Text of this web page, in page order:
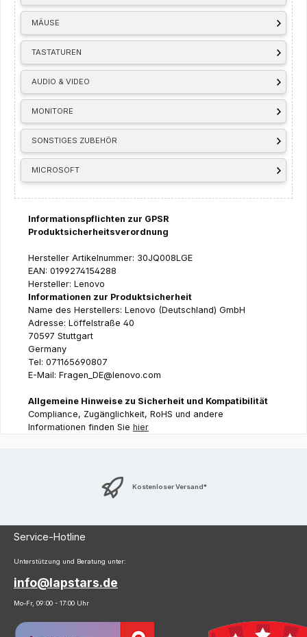
MÄUSE
TASTATUREN
AUDIO & VIDEO
MONITORE
SONSTIGES ZUBEHÖR
MICROSOFT
Informationspflichten zur GPSR
Produktsicherheitsverordnung
Hersteller Artikelnummer: 30JQ008LGE
EAN: 0199274154288
Hersteller: Lenovo
Informationen zur Produktsicherheit
Name des Herstellers: Lenovo (Deutschland) GmbH
Adresse: Löffelstraße 40
70597 Stuttgart
Germany
Tel: 071165690807
E-Mail: Fragen_DE@lenovo.com
Allgemeine Hinweise zu Sicherheit und Kompatibilität
Compliance, Zugänglichkeit, RoHS und andere
Informationen finden Sie hier
Kostenloser Versand*
Service-Hotline
Unterstützung und Beratung unter:
info@lapstars.de
Mo-Fr, 09:00 - 17:00 Uhr